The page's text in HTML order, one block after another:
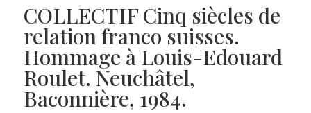
COLLECTIF Cinq siècles de
relation franco suisses.
Hommage à Louis-Edouard
Roulet. Neuchâtel,
Baconnière, 1984.